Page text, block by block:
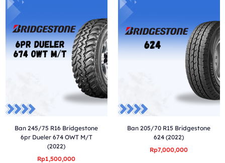
Ban 245/75 R16 Bridgestone
6pr Dueler 674 OWT M/T
(2022)
Rp1,500,000
Ban 205/70 R15 Bridgestone
624 (2022)
Rp7,000,000